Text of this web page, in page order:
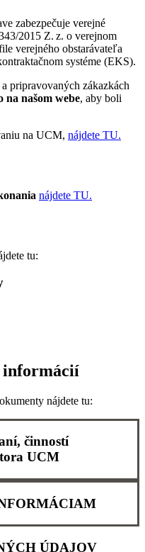
zabezpečuje verejné
2015 Z. z. o verejnom
verejného obstarávateľa
systéme (EKS).
pripravovaných zákazkách
na našom webe, aby boli
na UCM, nájdete TU.
nájdete TU.
tu:
informácií
nájdete tu:
činností
UCM
ÚDAJOV